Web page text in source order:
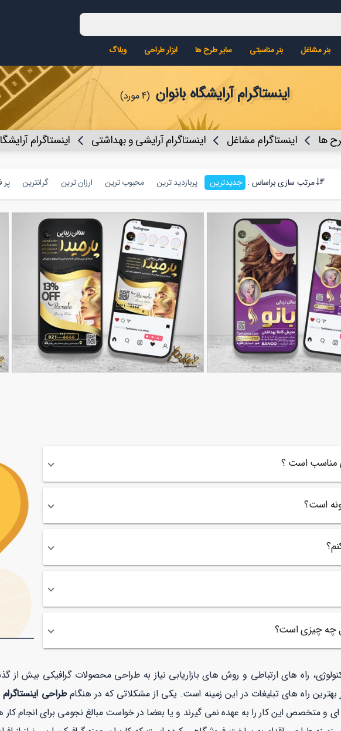
بنر مشاغل بنر مناسبتی سایر طرح ها ابزار طراحی وبلاگ
اینستاگرام آرایشگاه بانوان (4 مورد)
ها اینستاگرام مشاغل اینستاگرام آرایشی و بهداشتی اینستاگرام
مرتب سازی براساس : جدیدترین پربازدید ترین محبوب ترین ارزان ترین گرانترین
مناسب است ؟
است؟
چه چیزی است؟
راه های ارتباطی و روش های بازاریابی نیاز به طراحی محصولات گرافیکی بیش از
راه های تبلیغات در این زمینه است. یکی از مشکلاتی که در هنگامطراحی اینستاگرام
و متخصص این کار را به عهده نمی گیرند و یا بعضا در خواست مبالغ نجومی برای انجام کار